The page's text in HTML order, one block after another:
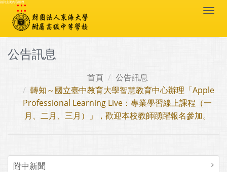
跳到主要內容區塊
:::
公告訊息
首頁
公告訊息
轉知～國立臺中教育大學智慧教育中心辦理「Apple
Professional Learning Live：專業學習線上課程（一
月、二月、三月）」，歡迎本校教師踴躍報名參加。
附中新聞